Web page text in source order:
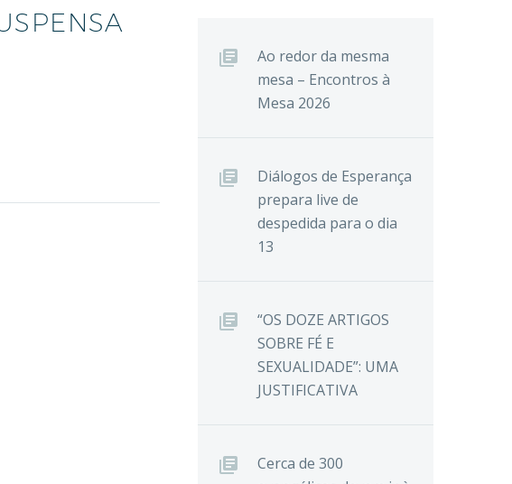
Ao redor da mesma
mesa – Encontros à
Mesa 2026
Diálogos de Esperança
prepara live de
despedida para o dia
13
“OS DOZE ARTIGOS
SOBRE FÉ E
SEXUALIDADE”: UMA
JUSTIFICATIVA
Cerca de 300